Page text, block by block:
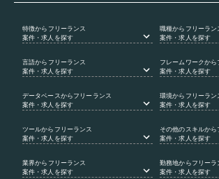
特徴からフリーランス
案件・求人を探す
職種からフリーラン
案件・求人を探す
言語からフリーランス
案件・求人を探す
フレームワークから
案件・求人を探す
データベース からフリーランス
案件・求人を探す
環境からフリーラン
案件・求人を探す
ツールからフリーランス
案件・求人を探す
その他のスキルから
案件・求人を探す
業界からフリーランス
案件・求人を探す
勤務地からフリーラ
案件・求人を探す